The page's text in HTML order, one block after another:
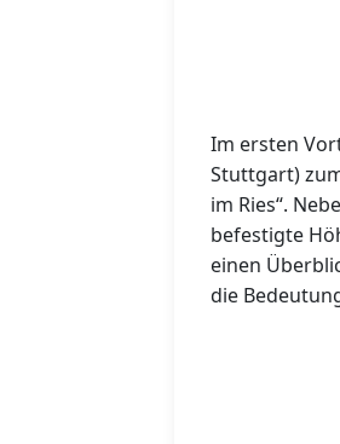
Im ersten
Stuttgart)
im Ries“.
befestigte
einen
die